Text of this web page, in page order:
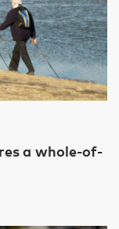
a whole-of-